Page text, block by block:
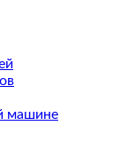
машине